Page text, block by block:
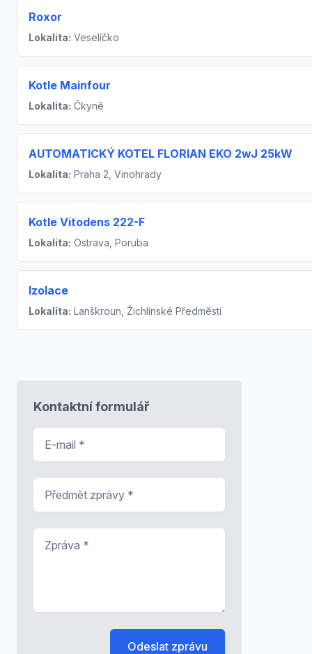
Roxor
Lokalita: Veselíčko
Kotle Mainfour
Lokalita: Čkyně
AUTOMATICKÝ KOTEL FLORIAN EKO 2wJ 25kW
Lokalita: Praha 2, Vinohrady
Kotle Vitodens 222-F
Lokalita: Ostrava, Poruba
Izolace
Lokalita: Lanškroun, Žichlínské Předměstí
Kontaktní formulář
Odeslat zprávu